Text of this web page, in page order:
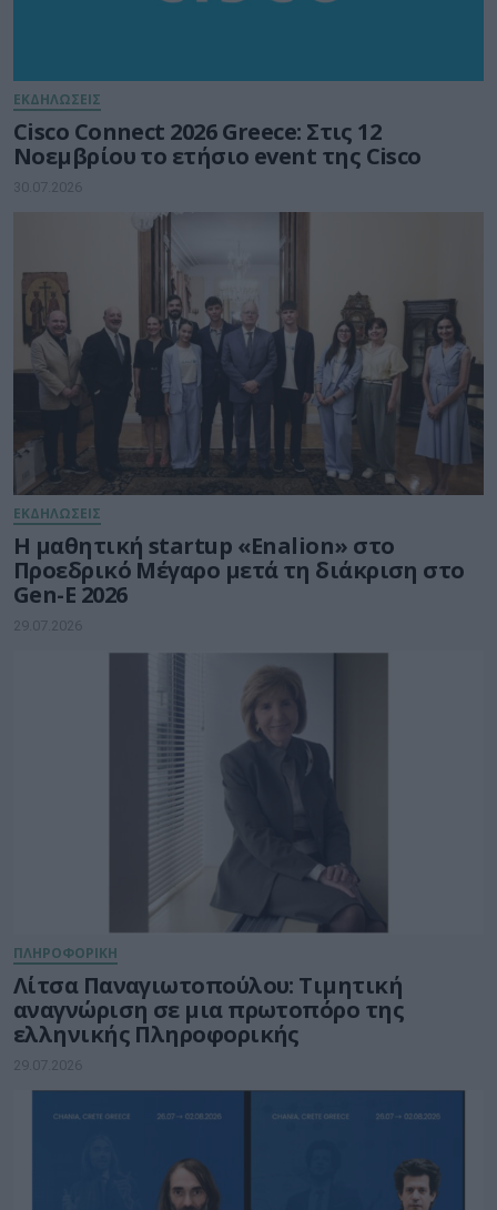
ΕΚΔΗΛΩΣΕΙΣ
Cisco Connect 2026 Greece: Στις 12
Νοεμβρίου το ετήσιο event της Cisco
30.07.2026
ΕΚΔΗΛΩΣΕΙΣ
Η μαθητική startup «Enalion» στο
Προεδρικό Μέγαρο μετά τη διάκριση στο
Gen-E 2026
29.07.2026
ΠΛΗΡΟΦΟΡΙΚΗ
Λίτσα Παναγιωτοπούλου: Τιμητική
αναγνώριση σε μια πρωτοπόρο της
ελληνικής Πληροφορικής
29.07.2026